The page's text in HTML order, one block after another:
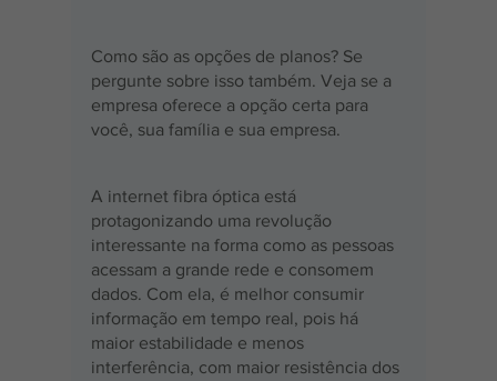
Como são as opções de planos? Se
pergunte sobre isso também. Veja se a
empresa oferece a opção certa para
você, sua família e sua empresa.
A internet fibra óptica está
protagonizando uma revolução
interessante na forma como as pessoas
acessam a grande rede e consomem
dados. Com ela, é melhor consumir
informação em tempo real, pois há
maior estabilidade e menos
interferência, com maior resistência dos